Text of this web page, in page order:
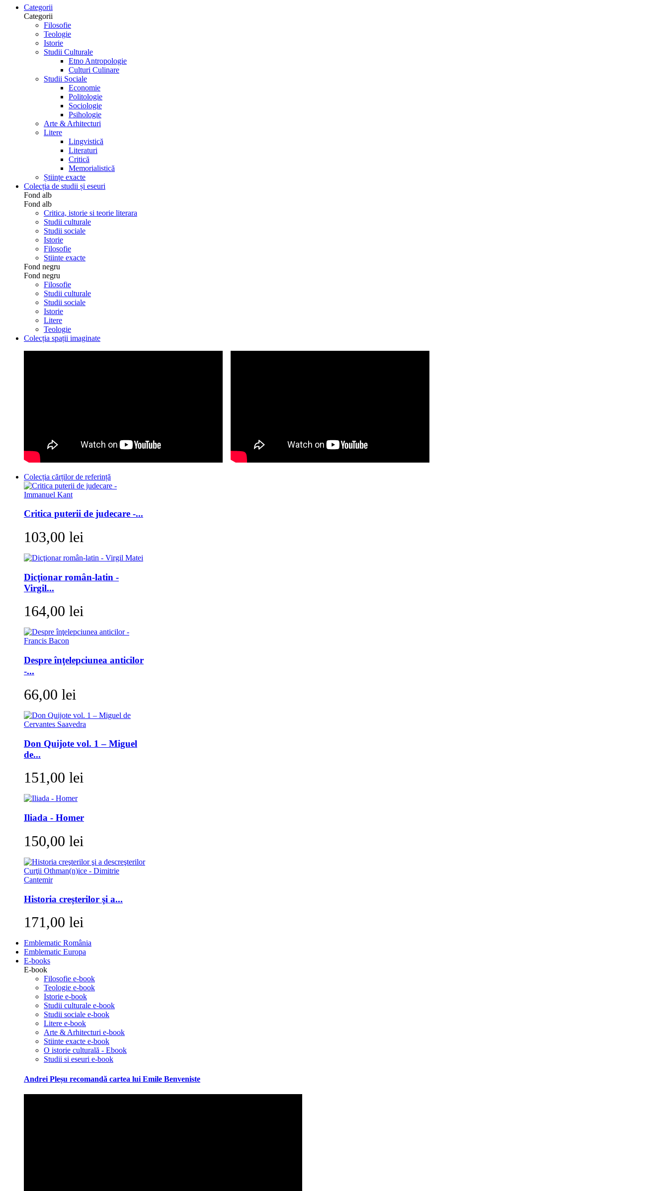
Categorii
Categorii
Filosofie
Teologie
Istorie
Studii Culturale
Etno Antropologie
Culturi Culinare
Studii Sociale
Economie
Politologie
Sociologie
Psihologie
Arte & Arhitecturi
Litere
Lingvistică
Literaturi
Critică
Memorialistică
Științe exacte
Colecția de studii și eseuri
Fond alb
Fond alb
Critica, istorie si teorie literara
Studii culturale
Studii sociale
Istorie
Filosofie
Stiinte exacte
Fond negru
Fond negru
Filosofie
Studii culturale
Studii sociale
Istorie
Litere
Teologie
Colecția spații imaginate
Colecția cărților de referință
Critica puterii de judecare -...
103,00 lei
Dicţionar român-latin -
Virgil...
164,00 lei
Despre înţelepciunea anticilor
-...
66,00 lei
Don Quijote vol. 1 – Miguel
de...
151,00 lei
Iliada - Homer
150,00 lei
Historia creşterilor şi a...
171,00 lei
Emblematic România
Emblematic Europa
E-books
E-book
Filosofie e-book
Teologie e-book
Istorie e-book
Studii culturale e-book
Studii sociale e-book
Litere e-book
Arte & Arhitecturi e-book
Stiinte exacte e-book
O istorie culturală - Ebook
Studii si eseuri e-book
Andrei Pleșu recomandă cartea lui Emile Benveniste